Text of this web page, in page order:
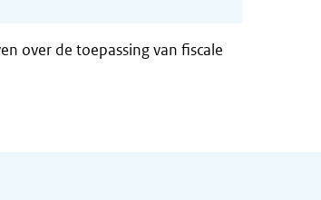
over de toepassing van fiscale